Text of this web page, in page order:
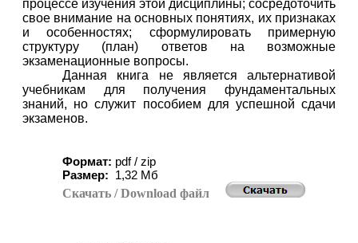
процессе изучения этой дисциплины; сосредоточить
свое внимание на основных понятиях, их признаках
и особенностях; сформулировать примерную
структуру (план) ответов на возможные
экзаменационные вопросы.
Данная книга не является альтернативой
учебникам для получения фундаментальных
знаний, но служит пособием для успешной сдачи
экзаменов.
Формат: pdf / zip
Размер:
1,32 Мб
Скачать / Download файл